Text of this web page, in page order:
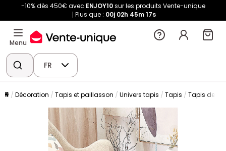
-10% dès 450€ avec ENJOY10sur les produits Vente-unique
Plus que : 00j 02h 45m 16s
Menu
FR
Décoration Tapis et paillasson Univers tapis Tapis Tapis de